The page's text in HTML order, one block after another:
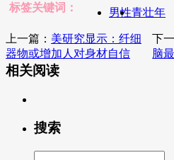
标签关键词： 男性青壮年
上一篇： 美研究显示：纤细
器物或增加人对身材自信
下
脑
相关阅读
搜索